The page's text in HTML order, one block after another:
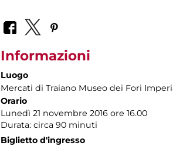
Informazioni
Luogo
Mercati di Traiano Museo dei Fori
Orario
Lunedì 21 novembre 2016 ore 16.00
Durata: circa 90 minuti
Biglietto d'ingresso